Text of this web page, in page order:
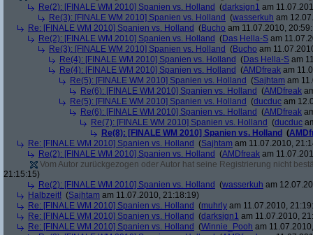
Re(2): [FINALE WM 2010] Spanien vs. Holland (darksign1 am
Re(3): [FINALE WM 2010] Spanien vs. Holland (wasserkuh am
Re: [FINALE WM 2010] Spanien vs. Holland (Bucho am 11.07.2010,
Re(2): [FINALE WM 2010] Spanien vs. Holland (Das Hella-S am
Re(3): [FINALE WM 2010] Spanien vs. Holland (Bucho am
Re(4): [FINALE WM 2010] Spanien vs. Holland (Das Hella-S am
Re(4): [FINALE WM 2010] Spanien vs. Holland (AMDfreak am
Re(5): [FINALE WM 2010] Spanien vs. Holland (Sajhtam am
Re(6): [FINALE WM 2010] Spanien vs. Holland (AMDfreak
Re(5): [FINALE WM 2010] Spanien vs. Holland (ducduc am
Re(6): [FINALE WM 2010] Spanien vs. Holland (AMDfreak
Re(7): [FINALE WM 2010] Spanien vs. Holland (ducduc
Re(8): [FINALE WM 2010] Spanien vs. Holland (
Re: [FINALE WM 2010] Spanien vs. Holland (Sajhtam am 11.07.2010,
Re(2): [FINALE WM 2010] Spanien vs. Holland (AMDfreak am
Vom Autor zurückgezogen oder Autor hat seine Registrierung nicht
21:15:15)
Re(2): [FINALE WM 2010] Spanien vs. Holland (wasserkuh am
Halbzeit! (Sajhtam am 11.07.2010, 21:18:19)
Re: [FINALE WM 2010] Spanien vs. Holland (muhrly am 11.07.2010,
Re: [FINALE WM 2010] Spanien vs. Holland (darksign1 am 11.07.2010,
Re: [FINALE WM 2010] Spanien vs. Holland (Winnie_Pooh am